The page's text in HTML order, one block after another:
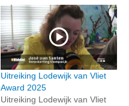
Uitreiking Lodewijk van Vliet
Award 2025
Uitreiking Lodewijk van Vliet